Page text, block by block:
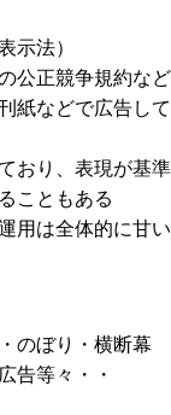
示法）
公正競争規約な
紙などで広告し
おり、表現が基
こともある
用は全体的に甘
のぼり・横断幕
告等々・・